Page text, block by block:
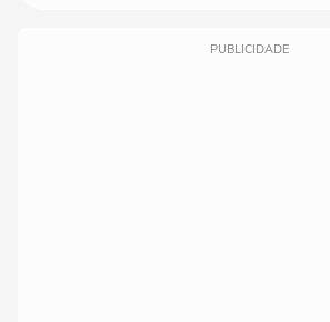
PUBLICIDADE